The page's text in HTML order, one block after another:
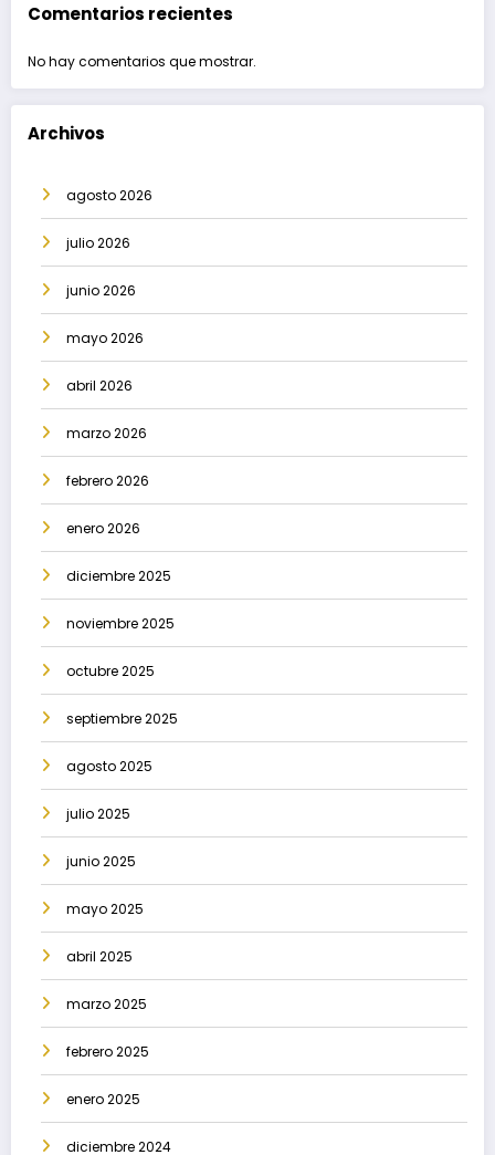
Comentarios recientes
No hay comentarios que mostrar.
Archivos
agosto 2026
julio 2026
junio 2026
mayo 2026
abril 2026
marzo 2026
febrero 2026
enero 2026
diciembre 2025
noviembre 2025
octubre 2025
septiembre 2025
agosto 2025
julio 2025
junio 2025
mayo 2025
abril 2025
marzo 2025
febrero 2025
enero 2025
diciembre 2024